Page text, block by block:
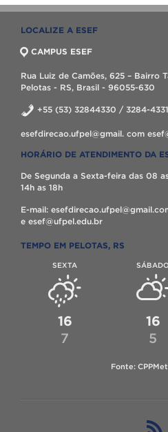
LOCALIZE A ESEF
CAMPUS ESEF
Rua Luiz de Camões, 625 – Bairro
Pelotas - RS, Brasil - 96055-630
+55 (53) 32844330 / 3284-4331
esefdirecao.ufpel@gmail. com
HORÁRIO DE ATENDIMENTO DA
De Segunda a Sexta-feira das 08
14h as 18h
E-mail:
e esef@ufpel.edu.br
TEMPO EM PELOTAS, RS
SEXTA
16
7
SÁBADO
16
5
Fonte: